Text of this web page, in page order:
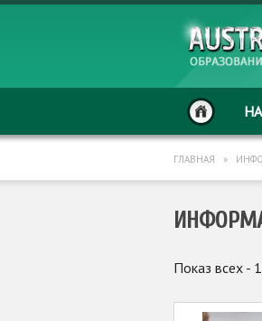
ГЛАВНАЯ »
Показ всех -